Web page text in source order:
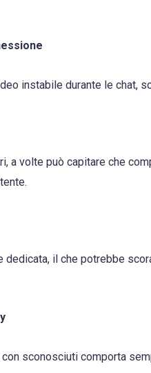
instabile durante le chat,
a volte può capitare che
dedicata, il che potrebbe
sconosciuti comporta